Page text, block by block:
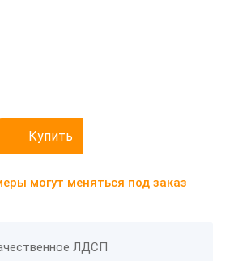
Купить
могут меняться под заказ
ЛДСП